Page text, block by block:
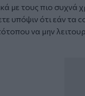
με τους πιο συχνά
υπόψιν ότι εάν τα
να μην